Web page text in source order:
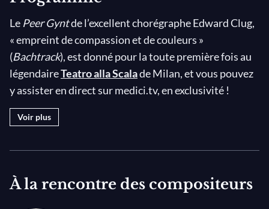
Le Peer Gyntde l’excellent chorégraphe Edward Clug,
« empreint de compassion et de couleurs »
(Bachtrack), est donné pour la toute première fois au
légendaireTeatro alla Scalade Milan, et vous pouvez
y assister en direct sur medici.tv, en exclusivité !
Composée pour la pièce éponyme d’Ibsen,
la magnifique partition d’
sérénité d’« Au matin » à la frénésie diabolique de
« Dans l’antre du roi de la Montagne », incarnées ici
Voir plus
À la rencontre des compositeurs